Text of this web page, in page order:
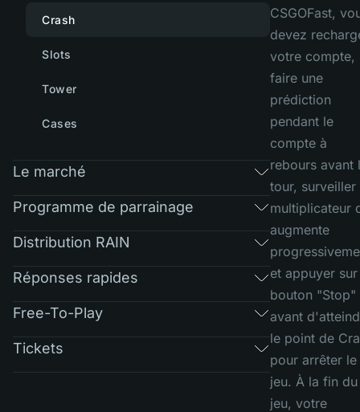
Crash
Slots
Tower
Cases
Le marché
Programme de parrainage
Distribution RAIN
Réponses rapides
Free-To-Play
Tickets
CSGOFast,
devez
votre compte,
faire une
prédiction
pendant le
compte à
rebours avant
tour, surveiller
multiplicateur
augmente
et appuyer
bouton "Stop"
avant
le point de
pour arrêter le
jeu. À la fin du
jeu, votre